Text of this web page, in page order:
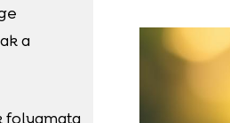
a
folyamata